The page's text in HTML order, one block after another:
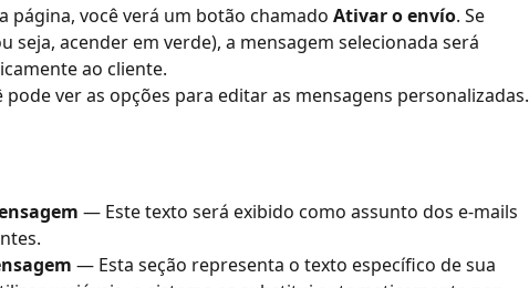
página, você verá um botão chamado Ativar o envío. Se
seja, acender em verde), a mensagem selecionada será
ao cliente.
pode ver as opções para editar as mensagens personalizadas.
— Este texto será exibido como assunto dos e-mails
— Esta seção representa o texto específico de sua